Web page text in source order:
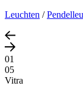
Leuchten /
01
05
Vitra